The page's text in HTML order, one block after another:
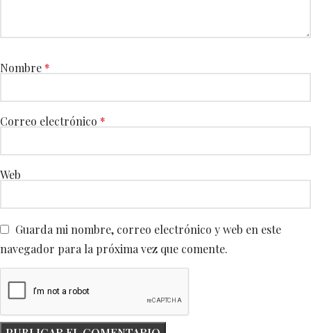
Nombre *
Correo electrónico *
Web
Guarda mi nombre, correo electrónico y web en este
navegador para la próxima vez que comente.